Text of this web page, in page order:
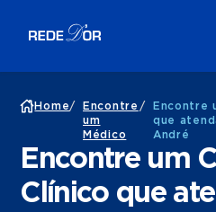
Home/
Encontre
um
Médico
/
Encontre
que
André
Encontre um
Clínico que